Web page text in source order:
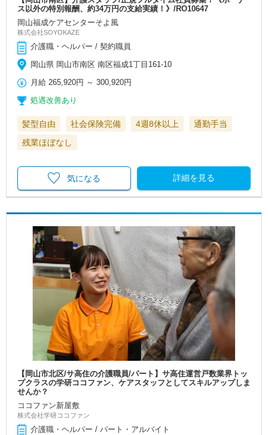
ス以外の特別報酬、約34万円の支給実績！》/RO10647
岡山福成ケアセンターそよ風
株式会社SOYOKAZE
介護職・ヘルパー / 契約職員
岡山県 岡山市南区 南区福成1丁目161-10
月給 265,920円 ～300,920円
処遇改善あり
髪型自由 社会保険完備 4週8休以上
通勤手当
残業ほぼなし
詳細を見る
気になる
【岡山市北区/サ高住の介護職員/パート】サ高住運営戸数業界トッ
プクラスの学研ココファン、ケアスタッフとしてスキルアップしま
せんか？
ココファン新屋敷
株式会社学研ココファン
介護職・ヘルパー / パート・アルバイト